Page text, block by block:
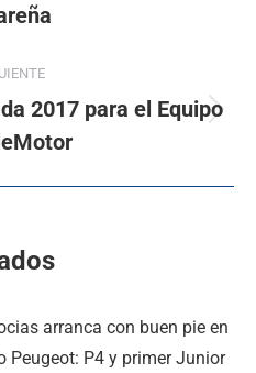
2017 para el Equipo
arranca con buen pie en
Peugeot: P4 y primer Junior